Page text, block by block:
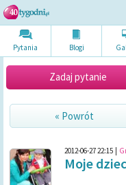
Pytania Blogi
Zadaj pytanie
« Powrót
2012-06-27 22:15
Moje